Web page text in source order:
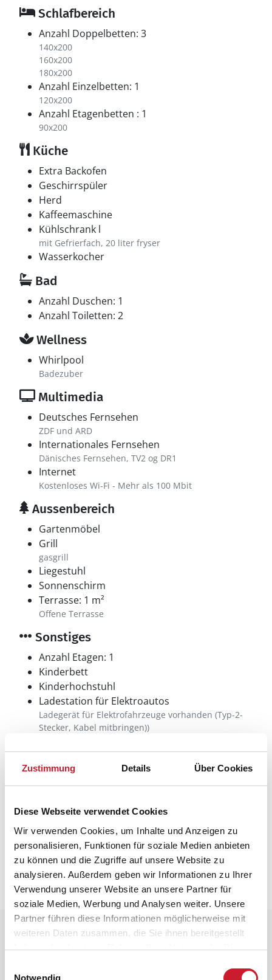
Zustimmung Details Über Cookies
Diese Webseite verwendet Cookies
Wir verwenden Cookies, um Inhalte und Anzeigen zu
personalisieren, Funktionen für soziale Medien anbieten
zu können und die Zugriffe auf unsere Website zu
analysieren. Außerdem geben wir Informationen zu Ihrer
Verwendung unserer Website an unsere Partner für
soziale Medien, Werbung und Analysen weiter. Unsere
Partner führen diese Informationen möglicherweise mit
weiteren Daten zusammen, die Sie ihnen bereitgestellt
haben oder die sie im Rahmen Ihrer Nutzung der Dienste
Notwendig
Schlafbereich
Anzahl Doppelbetten: 3
140x200
160x200
180x200
Anzahl Einzelbetten: 1
120x200
Anzahl Etagenbetten : 1
90x200
Küche
Extra Backofen
Geschirrspüler
Herd
Kaffeemaschine
Kühlschrank l
mit Gefrierfach, 20 liter fryser
Wasserkocher
Bad
Anzahl Duschen: 1
Anzahl Toiletten: 2
Wellness
Whirlpool
Badezuber
Multimedia
Deutsches Fernsehen
ZDF und ARD
Internationales Fernsehen
Dänisches Fernsehen, TV2 og DR1
Internet
Kostenloses Wi-Fi - Mehr als 100 Mbit
Aussenbereich
Gartenmöbel
Grill
gasgrill
Liegestuhl
Sonnenschirm
Terrasse: 1 m²
Offene Terrasse
Sonstiges
Anzahl Etagen: 1
Kinderbett
Kinderhochstuhl
Ladestation für Elektroautos
Ladegerät für Elektrofahrzeuge vorhanden (Typ-2-
Stecker, Kabel mitbringen))
Mit Kühlfunktion
Sonstiges
Neben- und Verbrauchskosten
Die aktuellen Verbrauchskosten finden Sie im
nächsten Schritt im Buchungsformular.
Raumaufteilung